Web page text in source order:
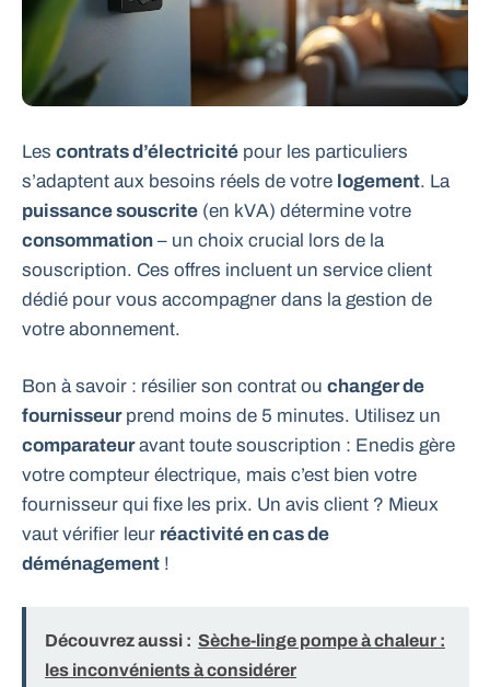
Les contrats d’électricité pour les particuliers
s’adaptent aux besoins réels de votre logement. La
puissance souscrite (en kVA) détermine votre
consommation – un choix crucial lors de la
souscription. Ces offres incluent un service client
dédié pour vous accompagner dans la gestion de
votre abonnement.
Bon à savoir : résilier son contrat ou changer de
fournisseurprend moins de 5 minutes. Utilisez un
comparateuravant toute souscription : Enedis gère
votre compteur électrique, mais c’est bien votre
fournisseur qui fixe les prix. Un avis client ? Mieux
vaut vérifier leur réactivité en cas de
déménagement !
Découvrez aussi : Sèche-linge pompe à chaleur :
les inconvénients à considérer